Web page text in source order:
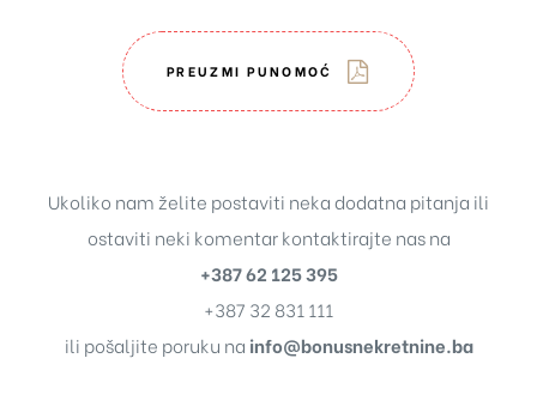
PREUZMI PUNOMOĆ
Ukoliko nam želite postaviti neka dodatna pitanja ili
ostaviti neki komentar kontaktirajte nas na
+387 62 125 395
+387 32 831 111
ili pošaljite poruku na info@bonusnekretnine.ba